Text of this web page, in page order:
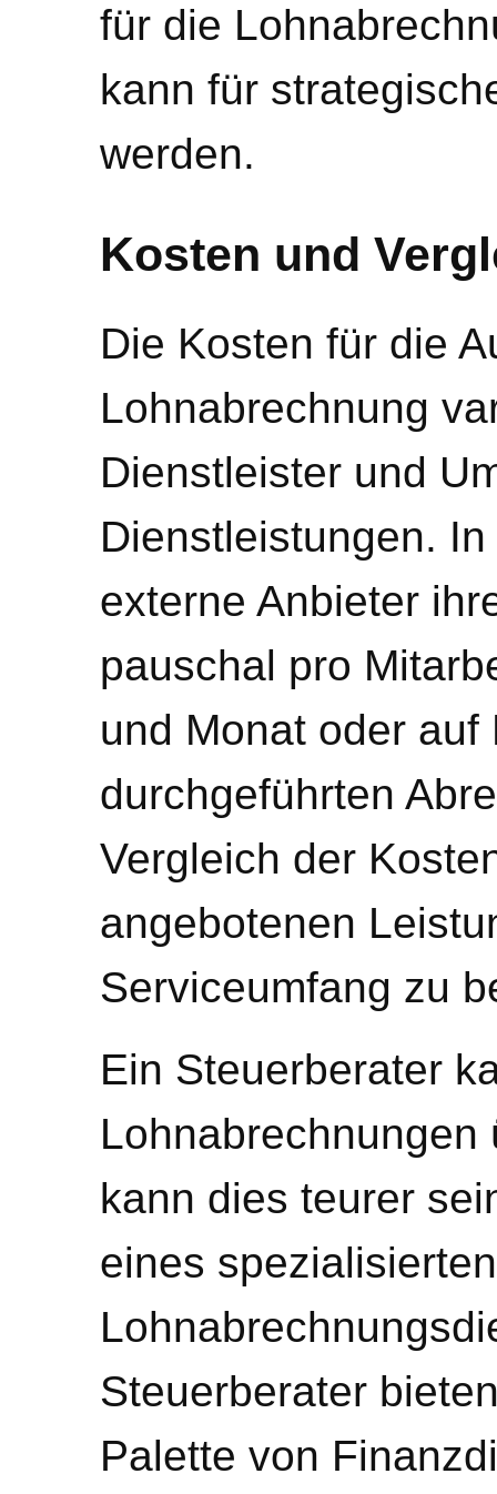
für die
kann für
werden.
Kosten und
Die Kosten für die
Lohnabrechnung
Dienstleister und
Dienstleistungen.
externe Anbieter
pauschal pro
und Monat oder
durchgeführten
Vergleich der
angebotenen
Serviceumfang zu
Ein Steuerberater
kann dies teurer
eines spezialisierten
Steuerberater
Palette von